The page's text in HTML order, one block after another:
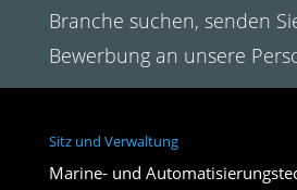
Branche suchen, senden
Bewerbung an unsere
Sitz und Verwaltung
Marine- und